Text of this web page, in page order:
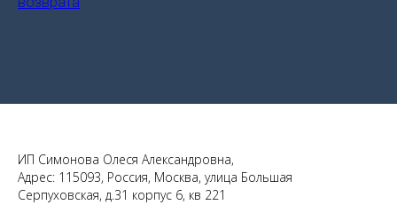
ИП Симонова Олеся Александровна,
Адрес: 115093, Россия, Москва, улица Большая
Серпуховская, д.31 корпус 6, кв 221